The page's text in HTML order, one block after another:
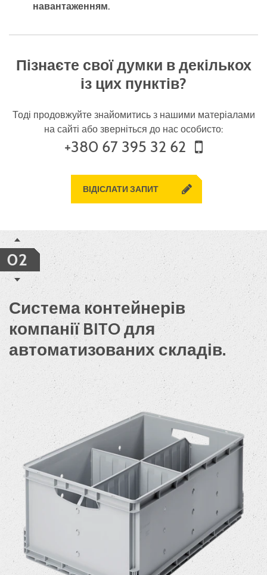
навантаженням.
Пізнаєте свої думки в декількох
із цих пунктів?
Тоді продовжуйте знайомитись з нашими матеріалами
на сайті або зверніться до нас особисто:
+380 67 395 32 62
ВІДІСЛАТИ ЗАПИТ
02
Система контейнерів
компанії BITO для
автоматизованих складів.